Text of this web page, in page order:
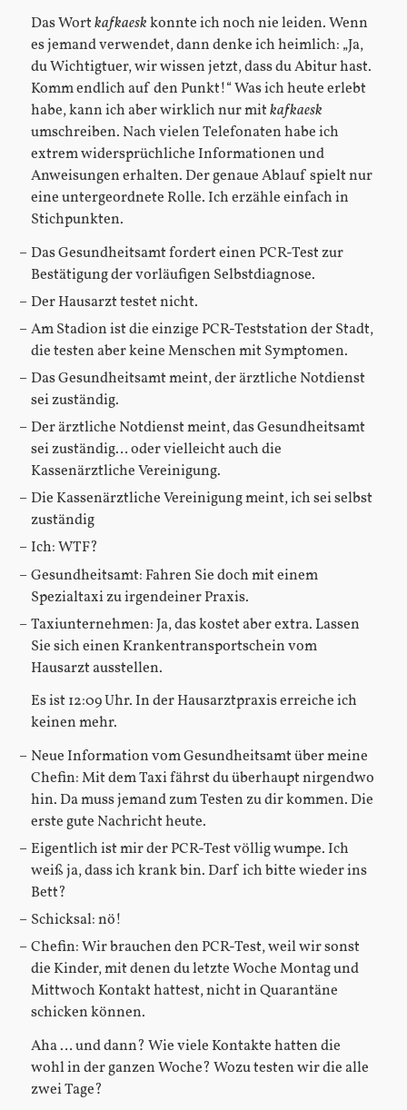
Das Wortkafkaeskkonnte ich noch nie leiden. Wenn
es jemand verwendet, dann denke ich heimlich: „Ja,
du Wichtigtuer, wir wissen jetzt, dass du Abitur hast.
Komm endlich auf den Punkt!“ Was ich heute erlebt
habe, kann ich aber wirklich nur mitkafkaesk
umschreiben. Nach vielen Telefonaten habe ich
extrem widersprüchliche Informationen und
Anweisungen erhalten. Der genaue Ablauf spielt nur
eine untergeordnete Rolle. Ich erzähle einfach in
Stichpunkten.
Das Gesundheitsamt fordert einen PCR-Test zur
Bestätigung der vorläufigen Selbstdiagnose.
Der Hausarzt testet nicht.
Am Stadion ist die einzige PCR-Teststation der Stadt,
die testen aber keine Menschen mit Symptomen.
Das Gesundheitsamt meint, der ärztliche Notdienst
sei zuständig.
Der ärztliche Notdienst meint, das Gesundheitsamt
sei zuständig… oder vielleicht auch die
Kassenärztliche Vereinigung.
Die Kassenärztliche Vereinigung meint, ich sei selbst
zuständig
Ich: WTF?
Gesundheitsamt: Fahren Sie doch mit einem
Spezialtaxi zu irgendeiner Praxis.
Taxiunternehmen: Ja, das kostet aber extra. Lassen
Sie sich einen Krankentransportschein vom
Hausarzt ausstellen.
Es ist 12:09 Uhr. In der Hausarztpraxis erreiche ich
keinen mehr.
Neue Information vom Gesundheitsamt über meine
Chefin: Mit dem Taxi fährst du überhaupt nirgendwo
hin. Da muss jemand zum Testen zu dir kommen. Die
erste gute Nachricht heute.
Eigentlich ist mir der PCR-Test völlig wumpe. Ich
weiß ja, dass ich krank bin. Darf ich bitte wieder ins
Bett?
Schicksal: nö!
Chefin: Wir brauchen den PCR-Test, weil wir sonst
die Kinder, mit denen du letzte Woche Montag und
Mittwoch Kontakt hattest, nicht in Quarantäne
schicken können.
Aha … und dann? Wie viele Kontakte hatten die
wohl in der ganzen Woche? Wozu testen wir die alle
zwei Tage?